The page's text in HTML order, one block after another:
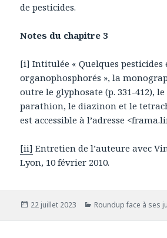
de pesticides.
Notes du chapitre 3
[i] Intitulée « Quelques pesticides
organophosphorés », la
outre le glyphosate (p. 331-412),
parathion, le diazinon et le
est accessible à l’adresse
[ii] Entretien de l’auteure avec
Lyon, 10 février 2010.
Publié
22 juillet 2023 Catégories
Roundup face à ses